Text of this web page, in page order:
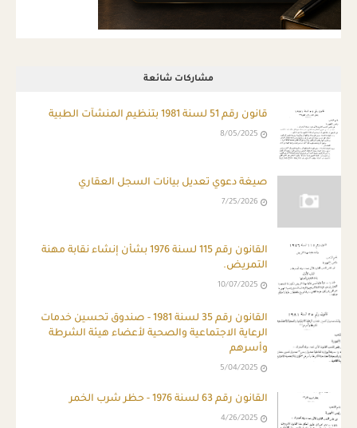
مشاركات شائعة
قانون رقم 51 لسنة 1981 بتنظيم المنشآت الطبية
8/05/2025
صيغة دعوي تعديل بيانات السجل العقاري
7/25/2026
القانون رقم 115 لسنة 1976 بشأن إنشاء نقابة مهنة
التمريض.
10/07/2025
القانون رقم 35 لسنة 1981 - صندوق تحسين خدمات
الرعاية الاجتماعية والصحية لأعضاء هيئة الشرطة
وأسرهم
5/04/2025
القانون رقم 63 لسنة 1976 - حظر شرب الخمر
4/26/2025